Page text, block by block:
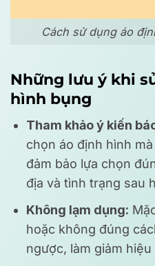
Cách sử dụng áo
Những lưu ý khi
hình bụng
Tham khảo ý kiến
chọn áo định hình
đảm bảo lựa chọn
địa và tình trạng sau
Không lạm dụng:
hoặc không đúng
ngược, làm giảm